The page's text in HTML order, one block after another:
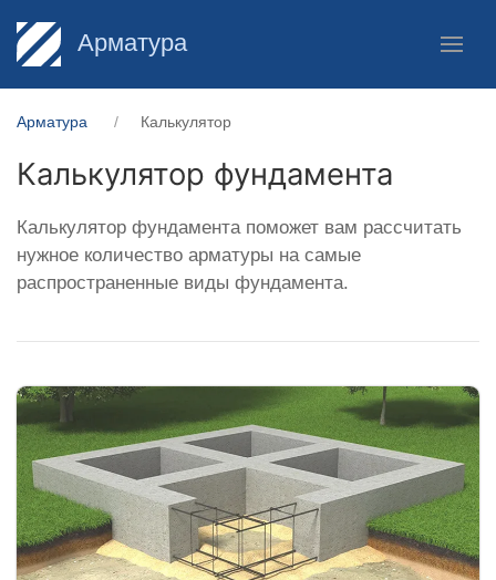
Арматура
Арматура Калькулятор
Калькулятор фундамента
Калькулятор фундамента поможет вам рассчитать
нужное количество арматуры на самые
распространенные виды фундамента.